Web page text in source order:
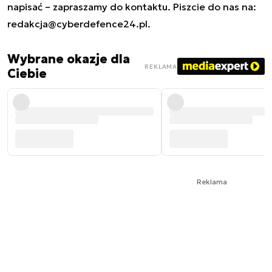
napisać – zapraszamy do kontaktu. Piszcie do nas na:
redakcja@cyberdefence24.pl.
Wybrane okazje dla
Ciebie
REKLAMA
Reklama